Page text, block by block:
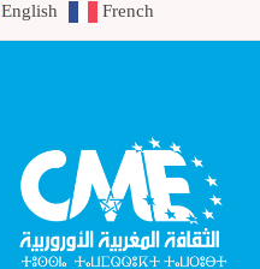
English French